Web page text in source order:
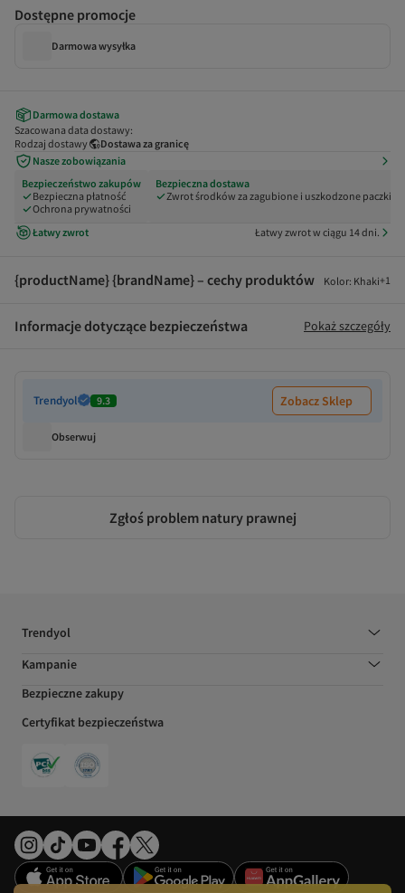
Dostępne promocje
Darmowa wysyłka
Darmowa dostawa
Szacowana data dostawy:
Rodzaj dostawy
Dostawa za granicę
Nasze zobowiązania
Bezpieczeństwo zakupów
Bezpieczna płatność
Ochrona prywatności
Bezpieczna dostawa
Zwrot środków za zagubione i uszkodzone paczki
Łatwy zwrot Łatwy zwrot w ciągu 14 dni.
{productName} {brandName} – cechy produktów Kolor: Khaki+1
Informacje dotyczące bezpieczeństwa Pokaż szczegóły
Trendyol 9.3 Zobacz Sklep
Obserwuj
Zgłoś problem natury prawnej
Trendyol
Kampanie
Bezpieczne zakupy
Certyfikat bezpieczeństwa